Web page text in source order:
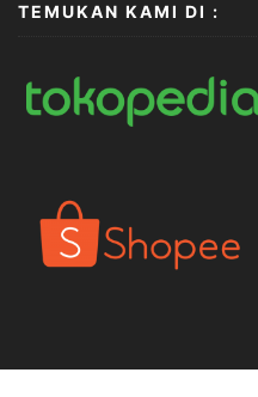
TEMUKAN KAMI DI :